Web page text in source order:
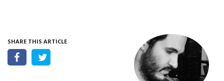
SHARE THIS ARTICLE